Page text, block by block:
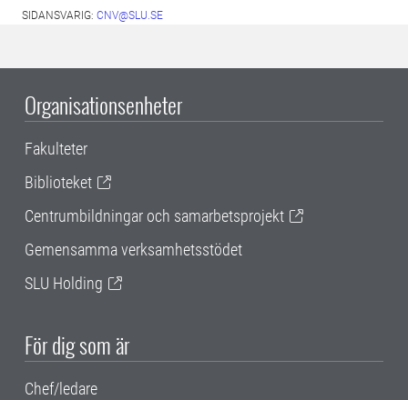
SIDANSVARIG: CNV@SLU.SE
Organisationsenheter
Fakulteter
Biblioteket
Centrumbildningar och samarbetsprojekt
Gemensamma verksamhetsstödet
SLU Holding
För dig som är
Chef/ledare